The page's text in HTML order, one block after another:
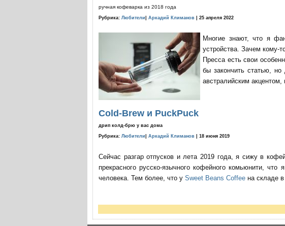
ручная кофеварка из 2018 года
Рубрика: Любители Аркадий Климанов | 25 апреля 2022
Многие знают, что я
устройства. Зачем кому-
Пресса есть свои
бы закончить статью, но
австралийским
Cold-Brew и PuckPuck
дрип колд-брю у вас дома
Рубрика: Любители Аркадий Климанов | 18 июня 2019
Сейчас разгар отпусков и лета 2019 года, я сижу в
прекрасного русско-язычного кофейного комьюнити,
человека. Тем более, что у Sweet Beans Coffee на складе